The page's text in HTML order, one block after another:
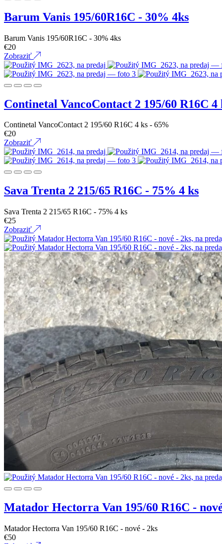
Barum Vanis 195/60R16C - 30% 4ks
Barum Vanis 195/60R16C - 30% 4ks
€20
Zobraziť
Continetal VancoContact 2 195/60 R16C 4
Continetal VancoContact 2 195/60 R16C 4 ks - 65%
€20
Zobraziť
Sava Trenta 2 215/65 R16C - 75% 4 ks
Sava Trenta 2 215/65 R16C - 75% 4 ks
€25
Zobraziť
Matador Hectorra Van 195/60 R16C -
Matador Hectorra Van 195/60 R16C - nové - 2ks
€50